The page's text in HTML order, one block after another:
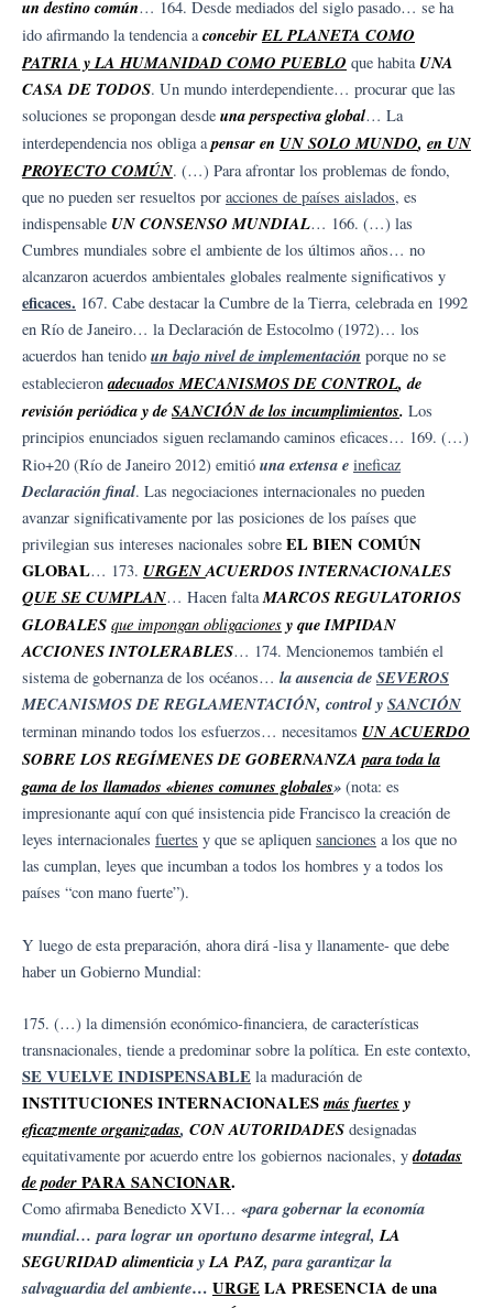
un destino común… 164. Desde mediados del siglo pasado… se ha
ido afirmando la tendencia aconcebirEL PLANETA COMO
PATRIA y LA HUMANIDAD COMO PUEBLO que habita UNA
CASA DE TODOS. Un mundo interdependiente… procurar que las
soluciones se propongan desde una perspectiva global… La
interdependencia nos obliga apensar en UN SOLO MUNDO, en UN
PROYECTO COMÚN. (…) Para afrontar los problemas de fondo,
que no pueden ser resueltos por acciones de países aislados, es
indispensable UN CONSENSO MUNDIAL… 166. (…) las
Cumbres mundiales sobre el ambiente de los últimos años… no
alcanzaron acuerdos ambientales globales realmente significativos y
eficaces. 167. Cabe destacar la Cumbre de la Tierra, celebrada en 1992
en Río de Janeiro… la Declaración de Estocolmo (1972)… los
acuerdos han tenido un bajo nivel de implementación porque no se
establecieronadecuados MECANISMOS DE CONTROL, de
revisión periódica y deSANCIÓN de los incumplimientos. Los
principios enunciados siguen reclamando caminos eficaces… 169. (…)
Rio+20 (Río de Janeiro 2012) emitió una extensa e ineficaz
Declaración final. Las negociaciones internacionales no pueden
avanzar significativamente por las posiciones de los países que
privilegian sus intereses nacionales sobre EL BIEN COMÚN
GLOBAL… 173. URGENACUERDOS INTERNACIONALES
QUE SE CUMPLAN… Hacen faltaMARCOS REGULATORIOS
GLOBALES que impongan obligaciones y que IMPIDAN
ACCIONES INTOLERABLES… 174. Mencionemos también el
sistema de gobernanza de los océanos… la ausencia deSEVEROS
MECANISMOS DE REGLAMENTACIÓN, control ySANCIÓN
terminan minando todos los esfuerzos… necesitamos UN ACUERDO
SOBRE LOS REGÍMENES DE GOBERNANZApara toda la
gama de los llamados «bienes comunes globales» (nota: es
impresionante aquí con qué insistencia pide Francisco la creación de
leyes internacionales fuertes y que se apliquen sanciones a los que no
las cumplan, leyes que incumban a todos los hombres y a todos los
países “con mano fuerte”).
Y luego de esta preparación, ahora dirá -lisa y llanamente- que debe
haber un Gobierno Mundial:
175. (…) la dimensión económico-financiera, de características
transnacionales, tiende a predominar sobre la política. En este contexto,
SE VUELVE INDISPENSABLE la maduración de
INSTITUCIONES INTERNACIONALESmás fuertes y
eficazmente organizadas, CON AUTORIDADES designadas
equitativamente por acuerdo entre los gobiernos nacionales, ydotadas
de poderPARA SANCIONAR.
Como afirmaba Benedicto XVI… «para gobernar la economía
mundial… para lograr un oportuno desarme integral,LA
SEGURIDAD alimenticiayLA PAZ, para garantizar la
salvaguardia del ambiente… URGELA PRESENCIA de una